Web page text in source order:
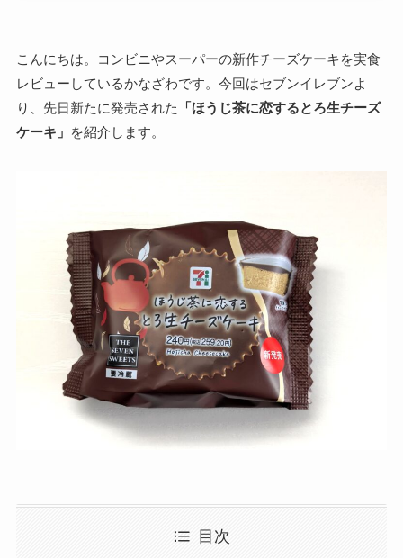
こんにちは。コンビニやスーパーの新作チーズケーキを実食
レビューしているかなざわです。今回はセブンイレブンよ
り、先日新たに発売された
「ほうじ茶に恋するとろ生チーズ
ケーキ」 を紹介します。
目次